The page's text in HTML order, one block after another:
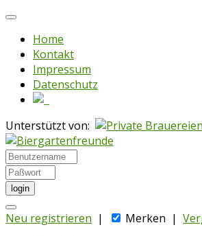
Home
Kontakt
Impressum
Datenschutz
Unterstützt von:
login
Neu registrieren | Merken |